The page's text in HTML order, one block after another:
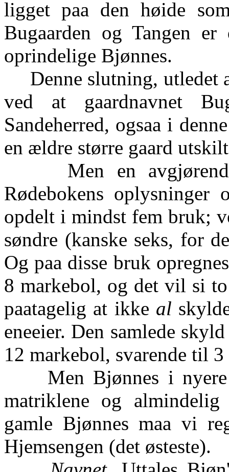
ligget paa den høide
Bugaarden og Tangen
oprindelige Bjønnes.
Denne slutning, utledet
ved at gaardnavnet
Sandeherred, ogsaa i
en ældre større gaard
Men en avgjørende
Rødebokens
opdelt i mindst fem bruk;
søndre (kanske seks, for
Og paa disse bruk
8 markebol, og det vil si
paatagelig at ikke al
eneeier. Den samlede
12 markebol, svarende til
Men Bjønnes i nyere
matriklene og
gamle Bjønnes maa vi
Hjemsengen (det østeste).